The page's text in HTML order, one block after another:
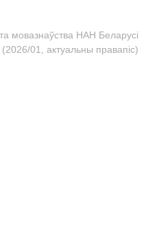
мовазнаўства НАН Беларусі
(2026/01, актуальны правапіс)